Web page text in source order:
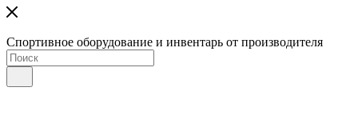
Спортивное оборудование и инвентарь от производителя